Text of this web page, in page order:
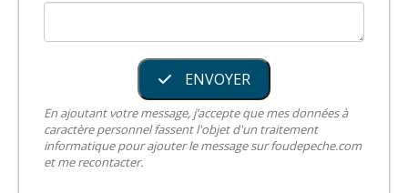
ENVOYER
En ajoutant votre message, j’accepte que mes données à
caractère personnel fassent l'objet d'un traitement
informatique pour ajouter le message sur foudepeche.com
et me recontacter.